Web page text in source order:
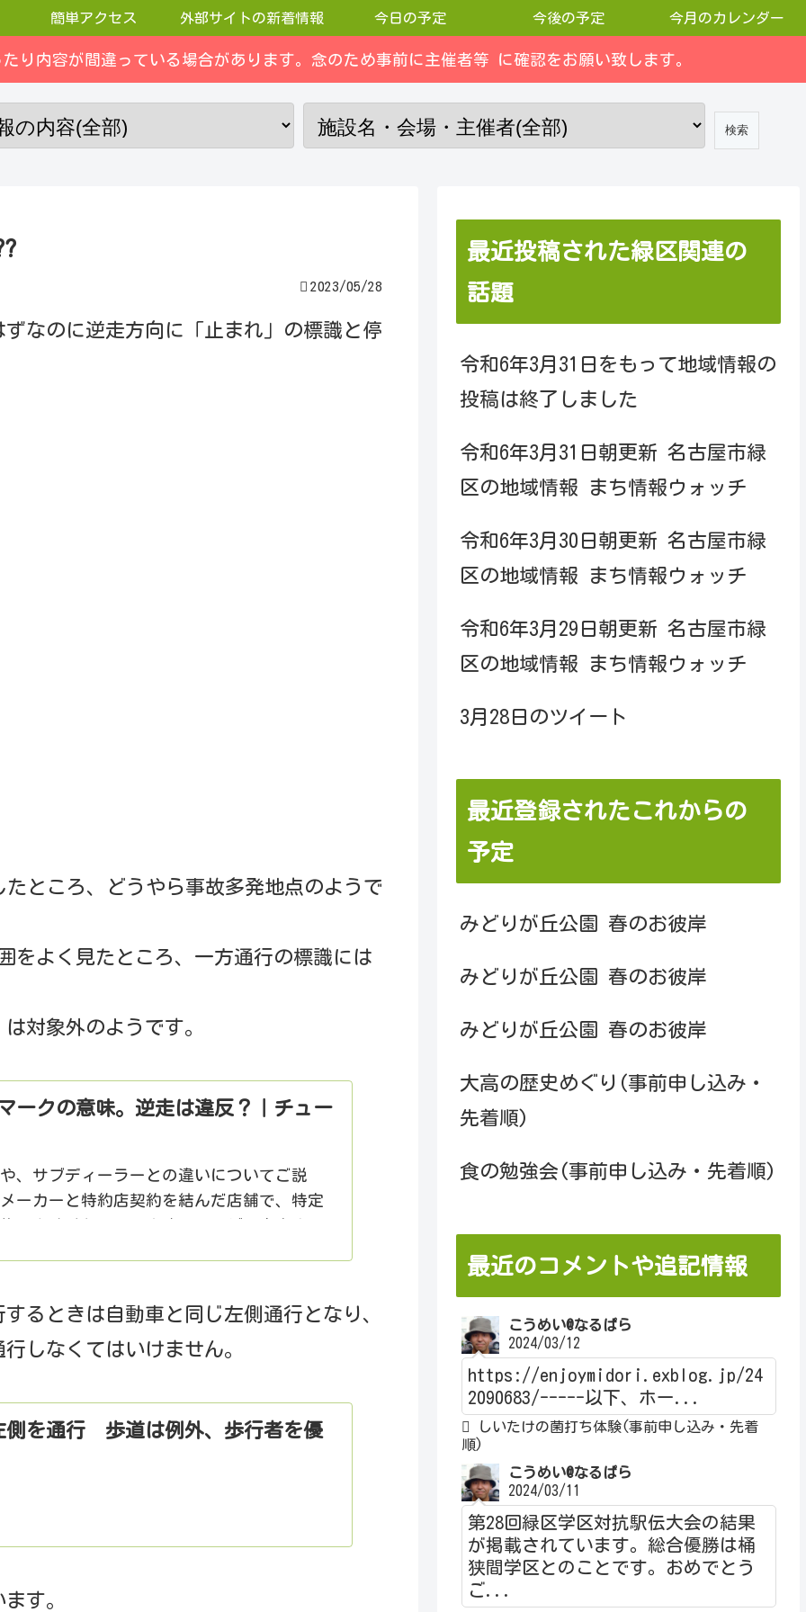
簡単アクセス 外部サイトの新着情報 今日の予定 今後の予定 今月のカレンダー
り内容が間違っている場合があります。念のため事前に主催者等 に確認をお願い致します。
2023/05/28
なのに逆走方向に「止まれ」の標識と停
ところ、どうやら事故多発地点のようで
をよく見たところ、一方通行の標識には
対象外のようです。
ークの意味。逆走は違反？｜チュー
、サブディーラーとの違いについてご説
ーカーと特約店契約を結んだ店舗で、特定
るときは自動車と同じ左側通行となり、
しなくてはいけません。
を通行 歩道は例外、歩行者を優
す。
最近投稿された緑区関連の
話題
令和6年3月31日をもって地域情報の
投稿は終了しました
令和6年3月31日朝更新 名古屋市緑
区の地域情報 まち情報ウォッチ
令和6年3月30日朝更新 名古屋市緑
区の地域情報 まち情報ウォッチ
令和6年3月29日朝更新 名古屋市緑
区の地域情報 まち情報ウォッチ
3月28日のツイート
最近登録されたこれからの
予定
みどりが丘公園 春のお彼岸
みどりが丘公園 春のお彼岸
みどりが丘公園 春のお彼岸
大高の歴史めぐり(事前申し込み・
先着順)
食の勉強会(事前申し込み・先着順)
最近のコメントや追記情報
こうめい@なるぱら
2024/03/12
https://enjoymidori.exblog.jp/24
2090683/-----以下、ホー...
しいたけの菌打ち体験(事前申し込み・先着
順)
こうめい@なるぱら
2024/03/11
第28回緑区学区対抗駅伝大会の結果
が掲載されています。総合優勝は桶
狭間学区とのことです。おめでとう
ご...